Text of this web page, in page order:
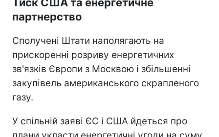
партнерство
Сполучені Штати наполягають на
прискоренні розриву енергетичних
зв'язків Європи з Москвою і збільшенні
закупівель американського скрапленого
газу.
У спільній заяві ЄС і США йдеться про